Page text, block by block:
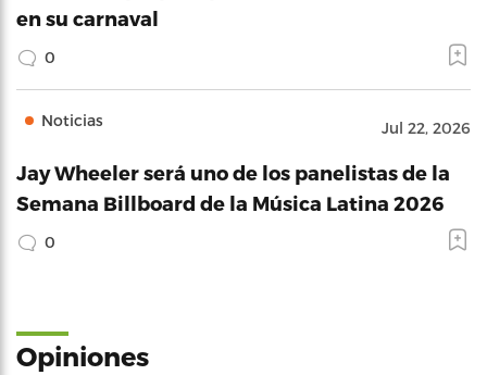
en su carnaval
0
Noticias Jul 22, 2026
Jay Wheeler será uno de los panelistas de la
Semana Billboard de la Música Latina 2026
0
Opiniones